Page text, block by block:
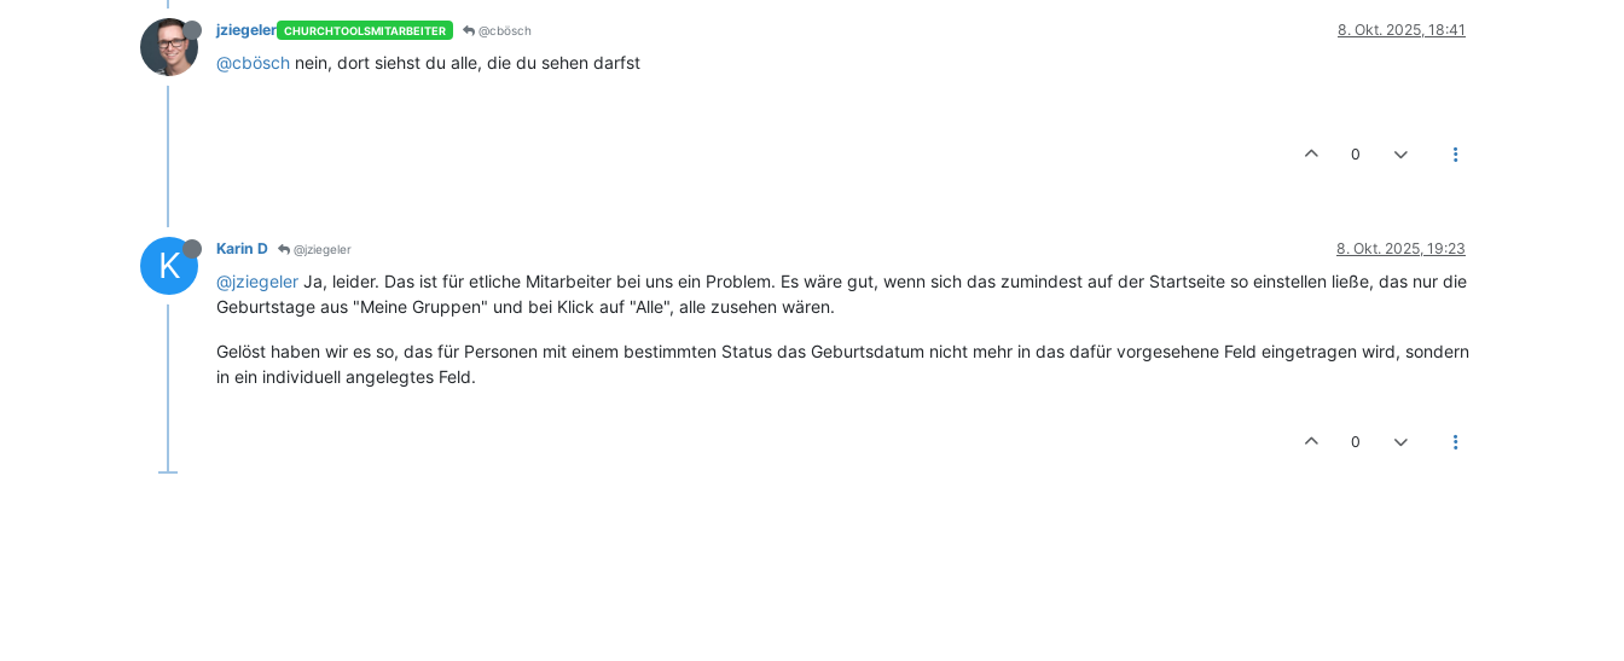
jziegeler CHURCHTOOLSMITARBEITER @cbösch 8. Okt. 2025, 18:41
@cbösch nein, dort siehst du alle, die du sehen darfst
0
K Karin D @jziegeler 8. Okt. 2025, 19:23
@jziegeler Ja, leider. Das ist für etliche Mitarbeiter bei uns ein Problem. Es wäre gut, wenn sich das zumindest auf der Startseite so einstellen ließe, das nur die
Geburtstage aus "Meine Gruppen" und bei Klick auf "Alle", alle zusehen wären.
Gelöst haben wir es so, das für Personen mit einem bestimmten Status das Geburtsdatum nicht mehr in das dafür vorgesehene Feld eingetragen wird, sondern
in ein individuell angelegtes Feld.
0